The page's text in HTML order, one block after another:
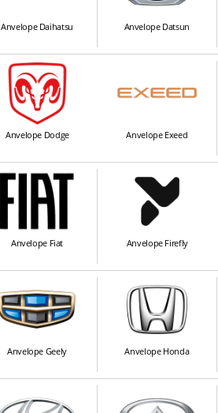
Anvelope Daihatsu Anvelope Datsun
Anvelope Dodge Anvelope Exeed
Anvelope Fiat Anvelope Firefly
Anvelope Geely Anvelope Honda